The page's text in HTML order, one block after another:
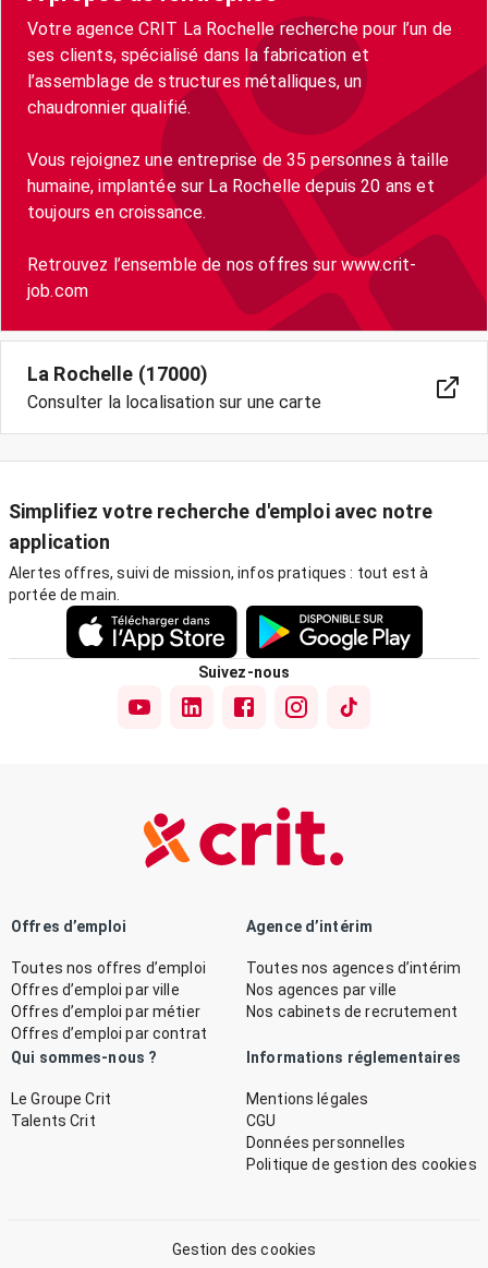
Votre agence CRIT La Rochelle recherche pour l’un de
ses clients, spécialisé dans la fabrication et
l’assemblage de structures métalliques, un
chaudronnier qualifié.
Vous rejoignez une entreprise de 35 personnes à taille
humaine, implantée sur La Rochelle depuis 20 ans et
toujours en croissance.
Retrouvez l’ensemble de nos offres sur www.crit-
job.com
La Rochelle (17000)
Consulter la localisation sur une carte
Simplifiez votre recherche d'emploi avec notre
application
Alertes offres, suivi de mission, infos pratiques : tout est à
portée de main.
Suivez-nous
Offres d’emploi
Toutes nos offres d’emploi
Offres d’emploi par ville
Offres d’emploi par métier
Offres d’emploi par contrat
Agence d’intérim
Toutes nos agences d’intérim
Nos agences par ville
Nos cabinets de recrutement
Qui sommes-nous ?
Le Groupe Crit
Talents Crit
Informations réglementaires
Mentions légales
CGU
Données personnelles
Politique de gestion des cookies
Gestion des cookies